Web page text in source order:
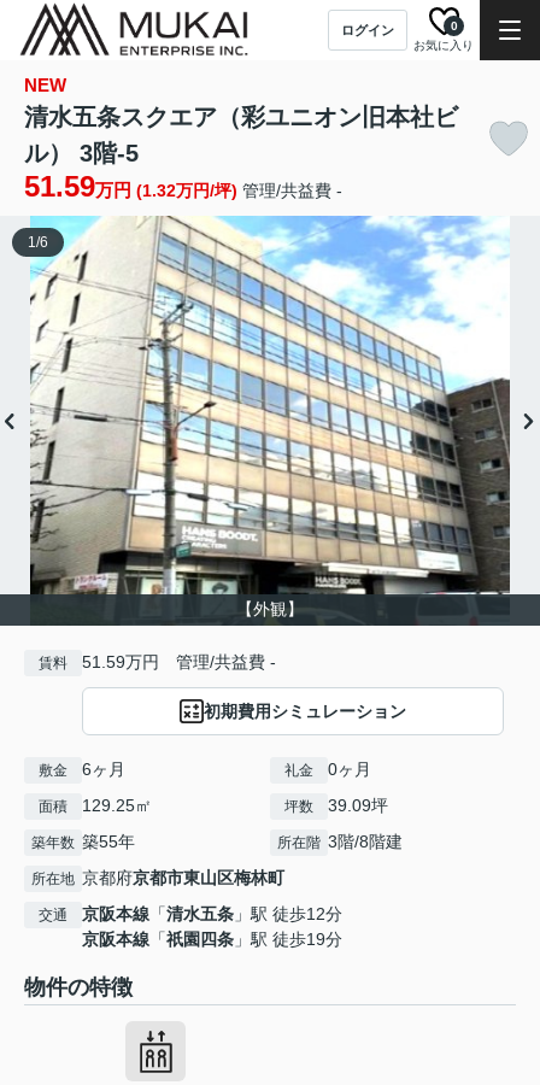
ログイン
お気に入り
0
NEW
清水五条スクエア（彩ユニオン旧本社ビ
ル） 3階-5
51.59万円 (1.32万円/坪) 管理/共益費 -
【外観】
1/6
賃料 51.59万円 管理/共益費 -
初期費用シミュレーション
敷金 6ヶ月 礼金 0ヶ月
面積 129.25㎡ 坪数 39.09坪
築年数 築55年 所在階 3階/8階建
所在地 京都府京都市東山区梅林町
交通 京阪本線 「清水五条 」駅 徒歩12分
京阪本線 「祇園四条 」駅 徒歩19分
物件の特徴